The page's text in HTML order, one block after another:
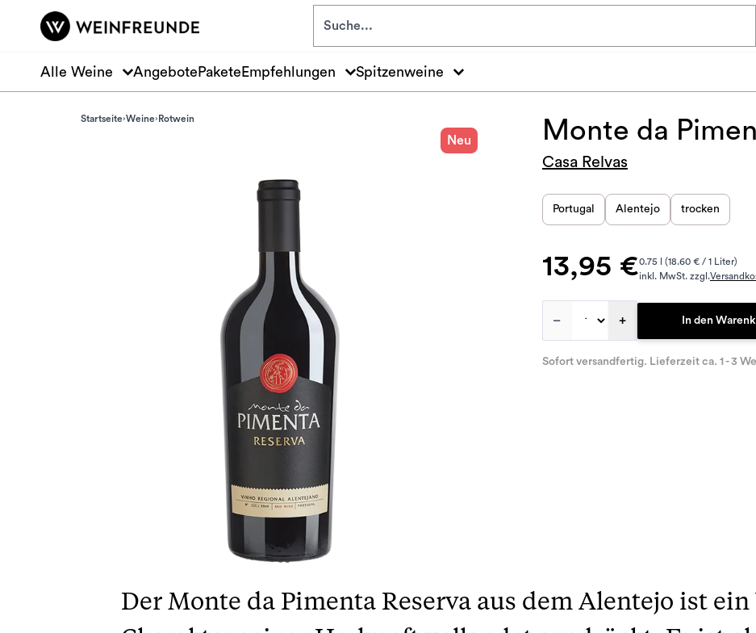
Zum Hauptinhalt springen
Alle Weine Angebote Pakete Empfehlungen Spitzenweine
Startseite Weine Rotwein
Neu Monte da
Casa Relvas
Portugal Alentejo trocken
13,95 €0.75 l (18.60 € / 1 Liter)
inkl. MwSt. zzgl.
– + In den
Sofort versandfertig. Lieferzeit ca. 1 - 3
Der Monte da Pimenta Reserva aus dem Alentejo ist